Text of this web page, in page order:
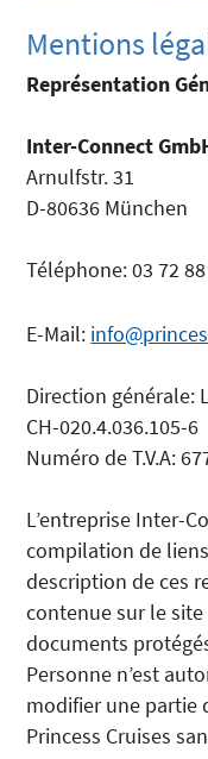
Mentions
Représentation
Inter-Connect
Arnulfstr. 31
D-80636 München
Téléphone: 03 72
E-Mail:
Direction générale:
CH-020.4.036.105-6
Numéro de T.V.A:
L’entreprise Inter-
compilation de
description de ces
contenue sur le
documents
Personne n’est
modifier une partie
Princess Cruises